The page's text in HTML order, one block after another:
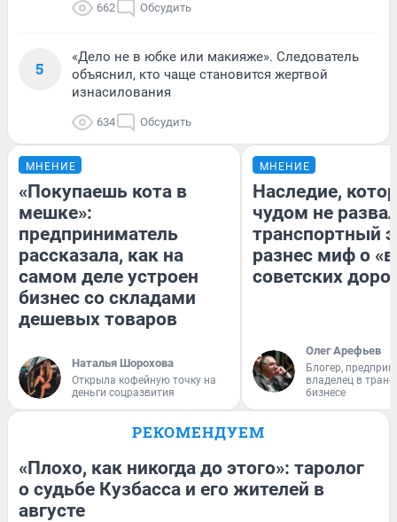
662 Обсудить
5
«Дело не в юбке или макияже». Следователь
объяснил, кто чаще становится жертвой
изнасилования
634 Обсудить
МНЕНИЕ
«Покупаешь кота в
мешке»:
предприниматель
рассказала, как на
самом деле устроен
бизнес со складами
дешевых товаров
Наталья Шорохова
Открыла кофейную точку на
деньги соцразвития
МНЕНИЕ
Наследие,
чудом не
транспортный
разнес миф о
советских
Олег Арефьев
Блогер,
владелец в
бизнесе
РЕКОМЕНДУЕМ
«Плохо, как никогда до этого»: таролог
о судьбе Кузбасса и его жителей в
августе